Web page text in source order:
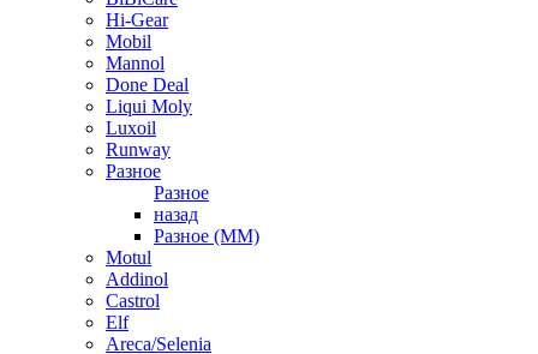
Hi-Gear
Mobil
Mannol
Done Deal
Liqui Moly
Luxoil
Runway
Разное
Разное
назад
Разное (ММ)
Motul
Addinol
Castrol
Elf
Areca/Selenia